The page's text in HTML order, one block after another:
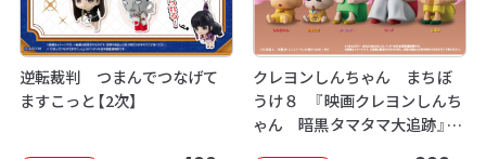
逆転裁判 つまんでつなげて
ますこっと【2次】
クレヨンしんちゃん まちぼ
うけ８ 『映画クレヨンしんち
ゃん 暗黒タマタマ大追跡』【2